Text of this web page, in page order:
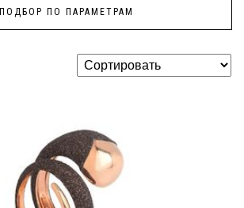
ПОДБОР ПО ПАРАМЕТРАМ